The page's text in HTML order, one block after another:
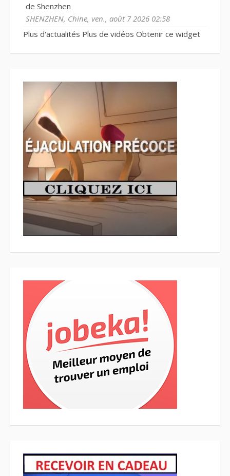
de Shenzhen
SHENZHEN, Chine, ven., août 7 2026 02:58
Plus d'actualités Plus de vidéos Obtenir ce widget